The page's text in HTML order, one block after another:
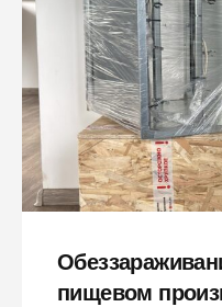
пищевом